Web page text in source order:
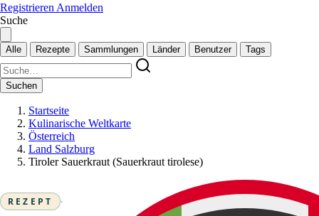
Registrieren Anmelden
Suche
Alle Rezepte Sammlungen Länder Benutzer Tags
Suchen
Startseite
Kulinarische Weltkarte
Österreich
Land Salzburg
Tiroler Sauerkraut (Sauerkraut tirolese)
REZEPT ·